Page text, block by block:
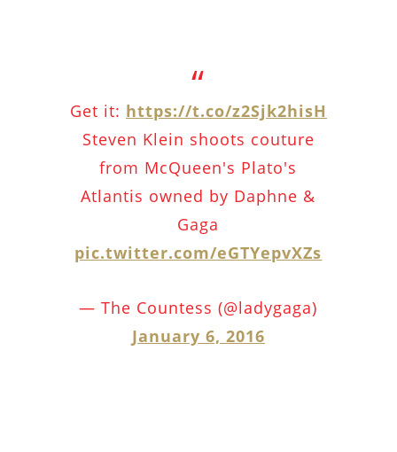
Get it: https://t.co/z2Sjk2hisH
Steven Klein shoots couture
from McQueen's Plato's
Atlantis owned by Daphne &
Gaga
pic.twitter.com/eGTYepvXZs
— The Countess (@ladygaga)
January 6, 2016